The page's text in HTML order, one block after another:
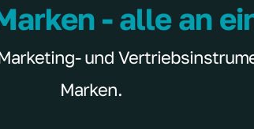
- alle an
und
Marken.